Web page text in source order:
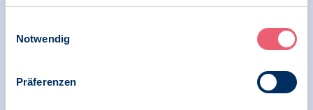
gesammelt haben.
Notwendig
Präferenzen
17.10.2024
Pressemitteilung | Psychologie und Gesundheit
Die psychotherapeutische Versorgung der